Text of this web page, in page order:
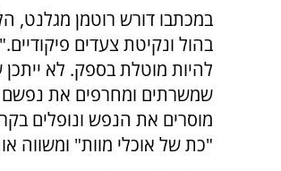
במכתבו דורש רוטמן מגלנט,
בהול ונקיטת צעדים
להיות מוטלת בספק. לא ייתכן
שמשרתים ומחרפים את נפשם
מוסרים את הנפש ונופלים
"כת של אוכלי מוות" ומשווה